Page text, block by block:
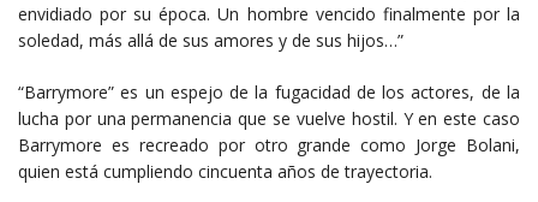
envidiado por su época. Un hombre vencido finalmente por la
soledad, más allá de sus amores y de sus hijos…”
“Barrymore” es un espejo de la fugacidad de los actores, de la
lucha por una permanencia que se vuelve hostil. Y en este caso
Barrymore es recreado por otro grande como Jorge Bolani,
quien está cumpliendo cincuenta años de trayectoria.